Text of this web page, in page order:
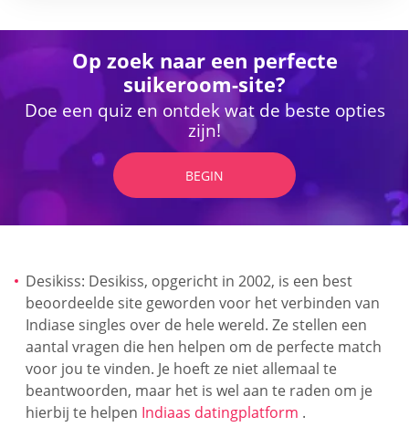
Op zoek naar een perfecte
suikeroom-site?
Doe een quiz en ontdek wat de beste opties
zijn!
BEGIN
Desikiss: Desikiss, opgericht in 2002, is een best
beoordeelde site geworden voor het verbinden van
Indiase singles over de hele wereld. Ze stellen een
aantal vragen die hen helpen om de perfecte match
voor jou te vinden. Je hoeft ze niet allemaal te
beantwoorden, maar het is wel aan te raden om je
hierbij te helpen Indiaas datingplatform .